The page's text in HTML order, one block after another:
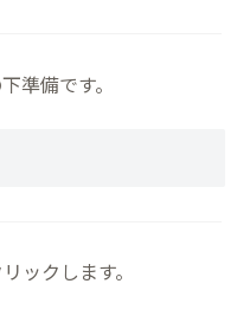
準備です。
ックします。